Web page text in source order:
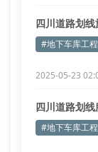
四川道路划
#地下车库工程
2025-05-23
四川道路划
#地下车库工程